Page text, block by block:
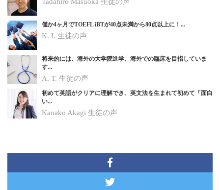
僅か4ヶ月でTOEFL iBTが40点未満から80点以上に！...
K. I. 生徒の声
将来的には、海外の大学院進学、海外での臨床を目指していま
す...
A. T. 生徒の声
初めて英語がクリアに理解でき、英文法を生まれて初めて「面白
い...
Kanako Akagi 生徒の声